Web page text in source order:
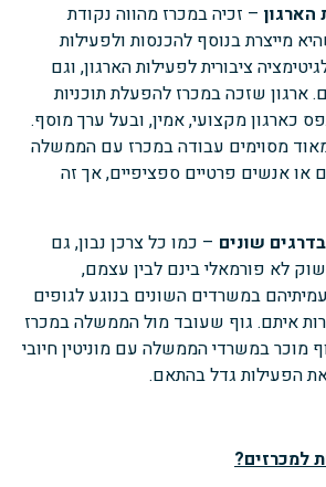
הארגון – זכיה במכרז מהווה נקודת
מייצרת בנוסף להכנסות ולפעילות
ציבורית לפעילות הארגון, וגם
ארגון שזכה במכרז להפעלת תוכניות
כארגון מקצועי, אמין, ובעל ערך מוסף.
מסוימים עבודה במכרז עם הממשלה
או אנשים פרטיים ספציפיים, אך זה
שונים – כמו כל צרכן נבון, גם
לא פורמאלי בינם לבין עצמם,
במשרדים השונים בנוגע לגופים
איתם. גוף שעובד מול הממשלה במכרז
מוכר במשרדי הממשלה עם מוניטין חיובי
את הפעילות גדל בהתאם.
למכרזים?